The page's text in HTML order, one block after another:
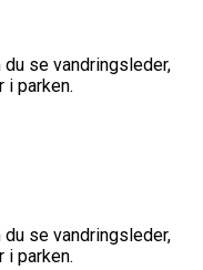
du se vandringsleder,
i parken.
du se vandringsleder,
i parken.